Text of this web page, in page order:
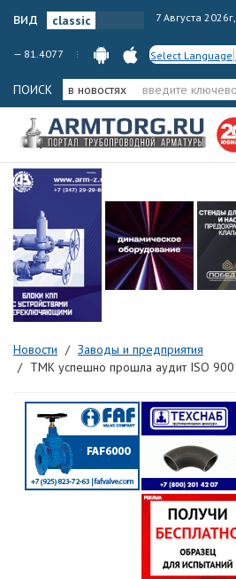
вид 7 Августа
— 81.4077 Select Language
ПОИСК в новостях
Новости
Заводы и предприятия
ТМК успешно прошла аудит ISO